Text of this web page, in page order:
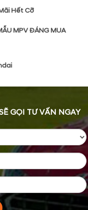
Hết Cỡ
MPV ĐÁNG MUA
GỌI TƯ VẤN NGAY